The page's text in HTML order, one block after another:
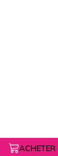
ACHETER